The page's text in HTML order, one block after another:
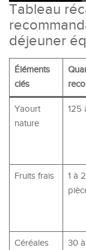
Tableau
déjeuner
Éléments
clés
Yaourt
nature
125
Fruits frais
1 à 2
Céréales
30